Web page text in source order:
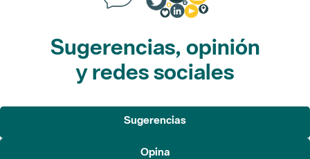
Sugerencias, opinión
y redes sociales
Sugerencias
Opina